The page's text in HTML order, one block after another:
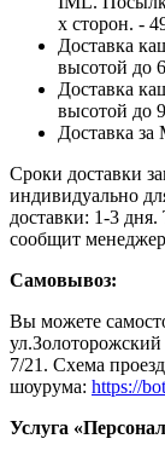
х сторон. -
Доставка
высотой до
Доставка
высотой до
Доставка
Сроки доставки
индивидуально
доставки: 1-3
сообщит
Самовывоз:
Вы можете
7/21. Схема
шоурума: https://
Услуга